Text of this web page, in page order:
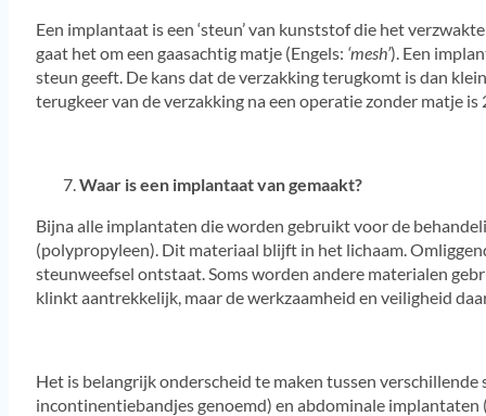
Een implantaat is een ‘steun’ van kunststof die het
gaat het om een gaasachtig matje (Engels: ‘mesh’). Een
steun geeft. De kans dat de verzakking terugkomt is dan
terugkeer van de verzakking na een operatie zonder matje
Waar is een implantaat van gemaakt?
Bijna alle implantaten die worden gebruikt voor de
(polypropyleen). Dit materiaal blijft in het lichaam.
steunweefsel ontstaat. Soms worden andere materialen
klinkt aantrekkelijk, maar de werkzaamheid en veiligheid
Het is belangrijk onderscheid te maken tussen
incontinentiebandjes genoemd) en abdominale implantaten